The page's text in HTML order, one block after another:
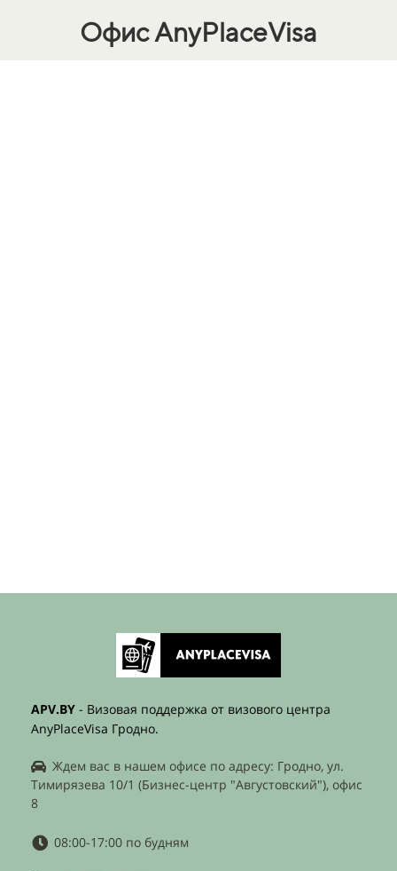
Офис AnyPlaceVisa
APV.BY - Визовая поддержка от визового центра
AnyPlaceVisa Гродно.
Ждем вас в нашем офисе по адресу: Гродно, ул.
Тимирязева 10/1 (Бизнес-центр "Августовский"), офис
8
08:00-17:00 по будням